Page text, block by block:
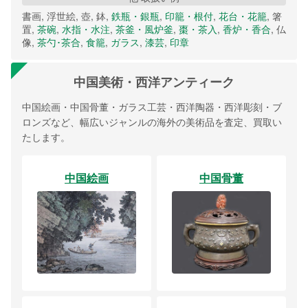
書画, 浮世絵, 壺, 鉢, 鉄瓶・銀瓶, 印籠・根付, 花台・花籠, 箸
置, 茶碗, 水指・水注, 茶釜・風炉釜, 棗・茶入, 香炉・香合, 仏
像, 茶勺･茶合, 食籠, ガラス, 漆芸, 印章
中国美術・西洋アンティーク
中国絵画・中国骨董・ガラス工芸・西洋陶器・西洋彫刻・ブ
ロンズなど、幅広いジャンルの海外の美術品を査定、買取い
たします。
中国絵画 中国骨董